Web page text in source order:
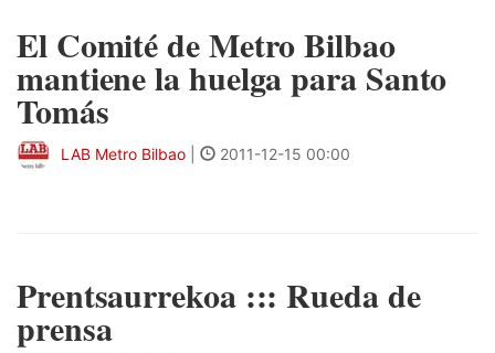
El Comité de Metro Bilbao
mantiene la huelga para Santo
Tomás
LAB Metro Bilbao 2011-12-15 00:00
Prentsaurrekoa ::: Rueda de
prensa